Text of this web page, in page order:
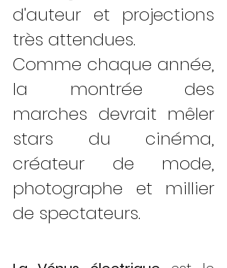
d'auteur et projections
très attendues.
Comme chaque année,
la montrée des
marches devrait mêler
stars du cinéma,
créateur de mode,
photographe et millier
de spectateurs.